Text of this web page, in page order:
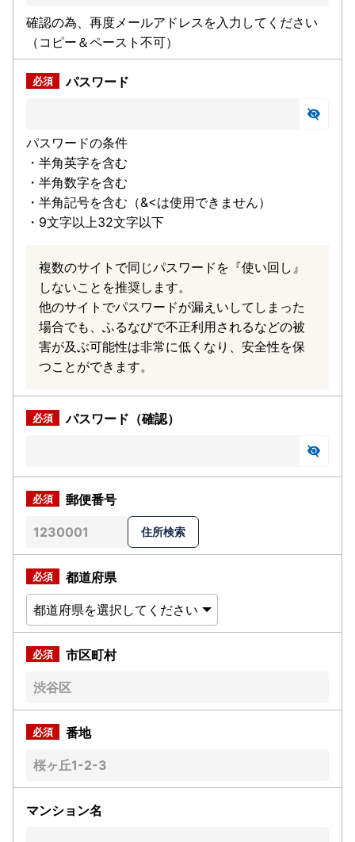
確認の為、再度メールアドレスを入力してください
（コピー＆ペースト不可）
パスワード
パスワードの条件
・半角英字を含む
・半角数字を含む
・半角記号を含む（&<は使用できません）
・9文字以上32文字以下
複数のサイトで同じパスワードを『使い回し』
しないことを推奨します。
他のサイトでパスワードが漏えいしてしまった
場合でも、ふるなびで不正利用されるなどの被
害が及ぶ可能性は非常に低くなり、安全性を保
つことができます。
パスワード（確認）
郵便番号
都道府県
市区町村
番地
マンション名